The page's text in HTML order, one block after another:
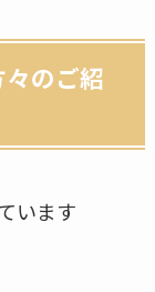
のご紹
います